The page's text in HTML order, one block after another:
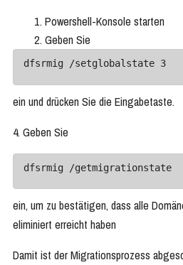
Powershell-Konsole starten
Geben Sie
dfsrmig /setglobalstate 3
ein und drücken Sie die Eingabetaste.
4. Geben Sie
dfsrmig /getmigrationstate
ein, um zu bestätigen, dass alle
eliminiert erreicht haben
Damit ist der Migrationsprozess